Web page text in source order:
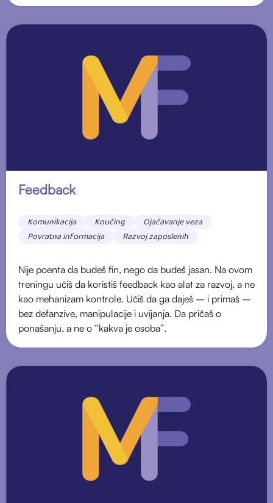
Feedback
Komunikacija Koučing
Ojačavanje veza
Povratna informacija
Razvoj zaposlenih
Nije poenta da budeš fin, nego da budeš jasan. Na ovom
treningu učiš da koristiš feedback kao alat za razvoj, a ne
kao mehanizam kontrole. Učiš da ga daješ – i primaš –
bez defanzive, manipulacije i uvijanja. Da pričaš o
ponašanju, a ne o “kakva je osoba”.